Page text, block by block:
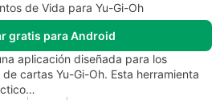
de Vida para Yu-Gi-Oh
gratis para Android
aplicación diseñada para los
cartas Yu-Gi-Oh. Esta herramienta